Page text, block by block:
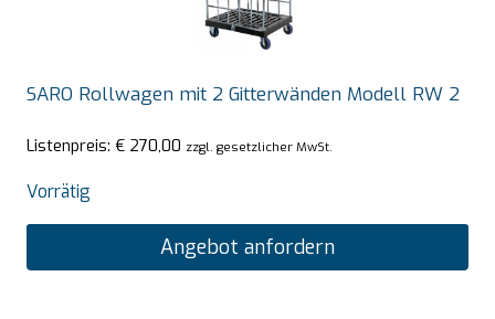
SARO Rollwagen mit 2 Gitterwänden Modell RW 2
Listenpreis: € 270,00 zzgl. gesetzlicher MwSt.
Vorrätig
Angebot anfordern